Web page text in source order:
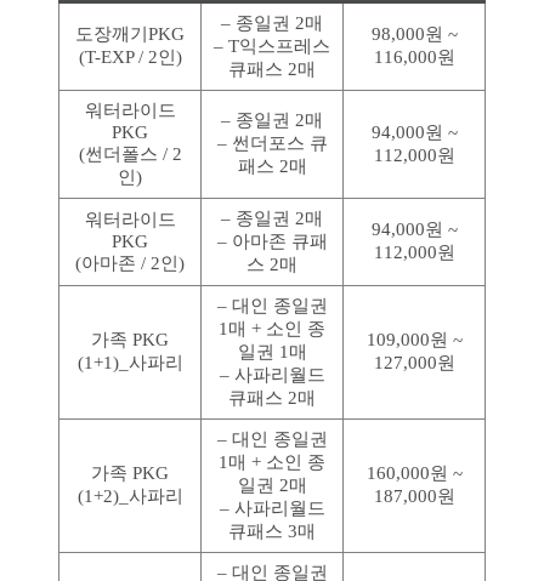
도장깨기PKG
(T-EXP / 2인)
– 종일권 2매
– T익스프레스
큐패스 2매
98,000원 ~
116,000원
워터라이드
PKG
(썬더폴스 / 2
인)
– 종일권 2매
– 썬더포스 큐
패스 2매
94,000원 ~
112,000원
워터라이드
PKG
(아마존 / 2인)
– 종일권 2매
– 아마존 큐패
스 2매
94,000원 ~
112,000원
가족 PKG
(1+1)_사파리
– 대인 종일권
1매 + 소인 종
일권 1매
– 사파리월드
큐패스 2매
109,000원 ~
127,000원
가족 PKG
(1+2)_사파리
– 대인 종일권
1매 + 소인 종
일권 2매
– 사파리월드
큐패스 3매
160,000원 ~
187,000원
– 대인 종일권